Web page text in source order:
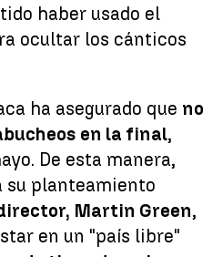
haber usado el
ocultar los cánticos
ha asegurado que no
en la final,
De esta manera,
su planteamiento
Martin Green,
en un "país libre"